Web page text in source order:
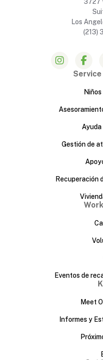
Los
(213)
Gestión de
Recuperación
Eventos de
Meet
Informes y